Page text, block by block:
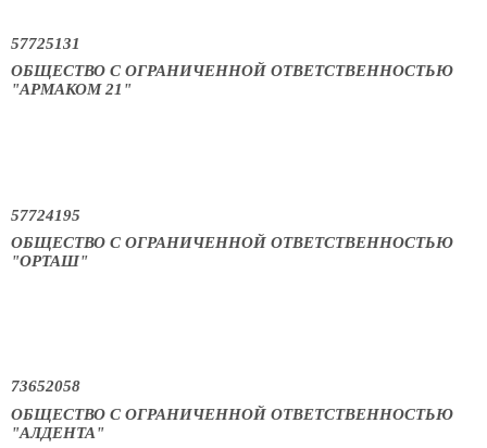
57725131
ОБЩЕСТВО С ОГРАНИЧЕННОЙ ОТВЕТСТВЕННОСТЬЮ
"АРМАКОМ 21"
57724195
ОБЩЕСТВО С ОГРАНИЧЕННОЙ ОТВЕТСТВЕННОСТЬЮ
"ОРТАШ"
73652058
ОБЩЕСТВО С ОГРАНИЧЕННОЙ ОТВЕТСТВЕННОСТЬЮ
"АЛДЕНТА"